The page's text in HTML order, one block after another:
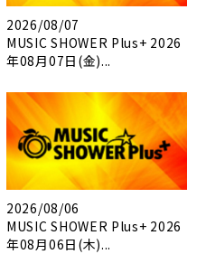
2026/08/07
MUSIC SHOWER Plus+ 2026
年08月07日(金)...
2026/08/06
MUSIC SHOWER Plus+ 2026
年08月06日(木)...